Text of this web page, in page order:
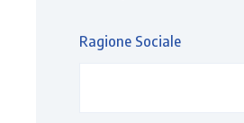
Ragione Sociale